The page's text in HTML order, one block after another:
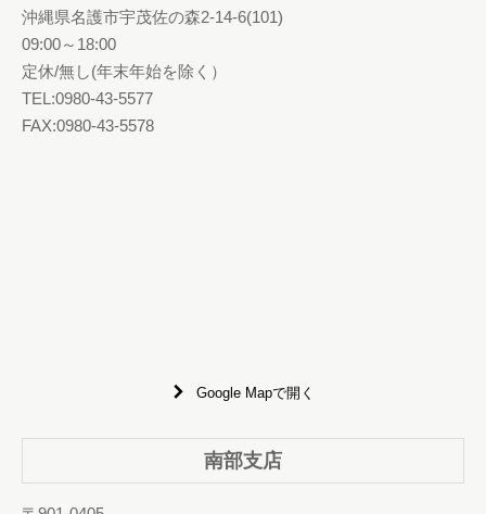
沖縄県名護市宇茂佐の森2-14-6(101)
09:00～18:00
定休/無し(年末年始を除く）
TEL:0980-43-5577
FAX:0980-43-5578
Google Mapで開く
南部支店